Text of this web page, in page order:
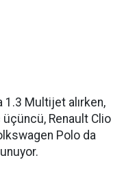
1.3 Multijet alırken,
Renault Clio
Polo da